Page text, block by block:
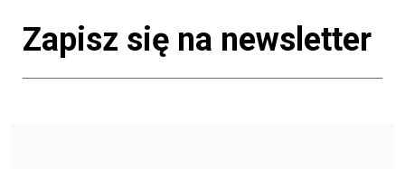
Zapisz się na newsletter